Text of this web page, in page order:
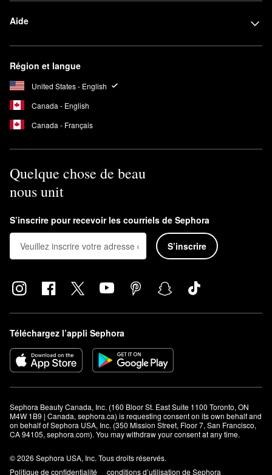
Aide
Région et langue
United States - English
Canada - English
Canada - Français
Quelque chose de beau
nous unit
S’inscrire pour recevoir les courriels de Sephora
S’inscrire
Téléchargez l’appli Sephora
Sephora Beauty Canada, Inc. (160 Bloor St. East Suite 1100 Toronto, ON
M4W 1B9 | Canada, sephora.ca) is requesting consent on its own behalf and
on behalf of Sephora USA, Inc. (350 Mission Street, Floor 7, San Francisco,
CA 94105, sephora.com). You may withdraw your consent at any time.
© 2026 Sephora USA, Inc. Tous droits réservés.
Politique de confidentialité
conditions d’utilisation de Sephora